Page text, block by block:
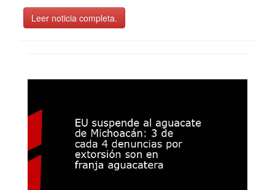
Leer noticia completa.